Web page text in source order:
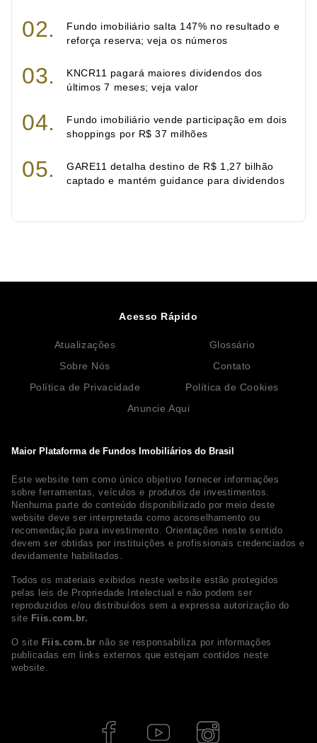
Fundo imobiliário salta 147% no resultado e
reforça reserva; veja os números
KNCR11 pagará maiores dividendos dos
últimos 7 meses; veja valor
Fundo imobiliário vende participação em dois
shoppings por R$ 37 milhões
GARE11 detalha destino de R$ 1,27 bilhão
captado e mantém guidance para dividendos
Maior Plataforma de Fundos Imobiliários do Brasil
Este website tem como único objetivo fornecer informações
sobre ferramentas, veículos e produtos de investimentos.
Nenhuma parte do conteúdo disponibilizado por meio deste
website deve ser interpretada como aconselhamento ou
recomendação para investimento. Orientações neste sentido
devem ser obtidas por instituições e profissionais credenciados e
devidamente habilitados.
Todos os materiais exibidos neste website estão protegidos
pelas leis de Propriedade Intelectual e não podem ser
reproduzidos e/ou distribuídos sem a expressa autorização do
site Fiis.com.br.
O site Fiis.com.br não se responsabiliza por informações
publicadas em links externos que estejam contidos neste
website.
Acesso Rápido
Atualizações
Glossário
Sobre Nós
Contato
Política de Privacidade
Política de Cookies
Anuncie Aqui